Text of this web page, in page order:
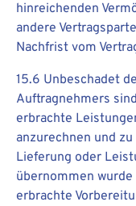
hinreichenden
andere
Nachfrist vom
15.6 Unbeschadet
Auftragnehmers
erbrachte
anzurechnen und
Lieferung oder
übernommen
erbrachte